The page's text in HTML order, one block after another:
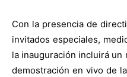
Con la presencia de
invitados especiales,
la inauguración incluirá un
demostración en vivo de